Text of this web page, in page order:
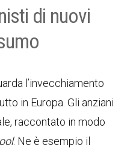
di nuovi
l’invecchiamento
in Europa. Gli anziani
raccontato in modo
. Ne è esempio il